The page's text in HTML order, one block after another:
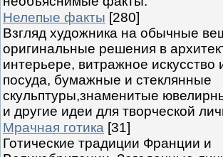
Нелепые факты [280]
Взгляд художника на обычные
оригинальные решения в
интерьере, витражное искусство
посуда, бумажные и стеклянные
скульптуры,знаменитые
и другие идеи для творческой
Мрачная готика [31]
Готические традиции Франции и